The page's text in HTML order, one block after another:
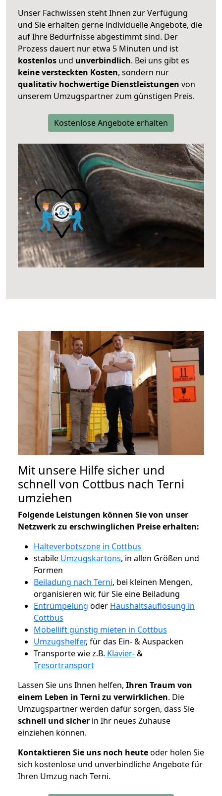
Unser Fachwissen steht Ihnen zur Verfügung
und Sie erhalten gerne individuelle Angebote, die
auf Ihre Bedürfnisse abgestimmt sind. Der
Prozess dauert nur etwa 5 Minuten und ist
kostenlos und unverbindlich. Bei uns gibt es
keine versteckten Kosten, sondern nur
qualitativ hochwertige Dienstleistungen von
unserem Umzugspartner zum günstigen Preis.
Kostenlose Angebote erhalten
Mit unsere Hilfe sicher und
schnell von Cottbus nach Terni
umziehen
Folgende Leistungen können Sie von unser
Netzwerk zu erschwinglichen Preise erhalten:
Halteverbotszone in Cottbus
stabile Umzugskartons, in allen Größen und
Formen
Beiladung nach Terni, bei kleinen Mengen,
organisieren wir, für Sie eine Beiladung
Entrümpelung oder Haushaltsauflösung in
Cottbus
Möbellift günstig mieten in Cottbus
Umzugshelfer, für das Ein- & Auspacken
Transporte wie z.B. Klavier-&
Tresortransport
Lassen Sie uns Ihnen helfen, Ihren Traum von
einem Leben in Terni zu verwirklichen. Die
Umzugspartner werden dafür sorgen, dass Sie
schnell und sicher in Ihr neues Zuhause
einziehen können.
Kontaktieren Sie uns noch heuteoder holen Sie
sich kostenlose und unverbindliche Angebote für
Ihren Umzug nach Terni.